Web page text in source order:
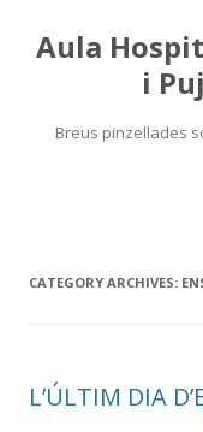
Aula
i
Breus pinzellades
CATEGORY ARCHIVES:
L’ÚLTIM DIA